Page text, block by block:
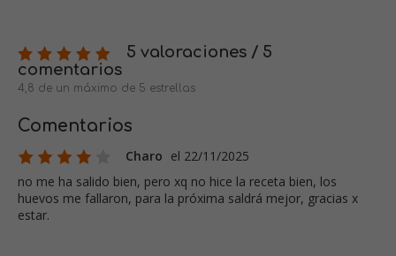
5 valoraciones / 5
comentarios
4,8 de un máximo de 5 estrellas
Comentarios
Charo el 22/11/2025
no me ha salido bien, pero xq no hice la receta bien, los
huevos me fallaron, para la próxima saldrá mejor, gracias x
estar.